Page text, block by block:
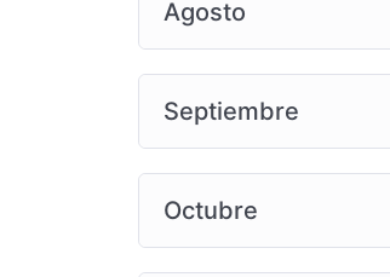
Agosto
Septiembre
Octubre